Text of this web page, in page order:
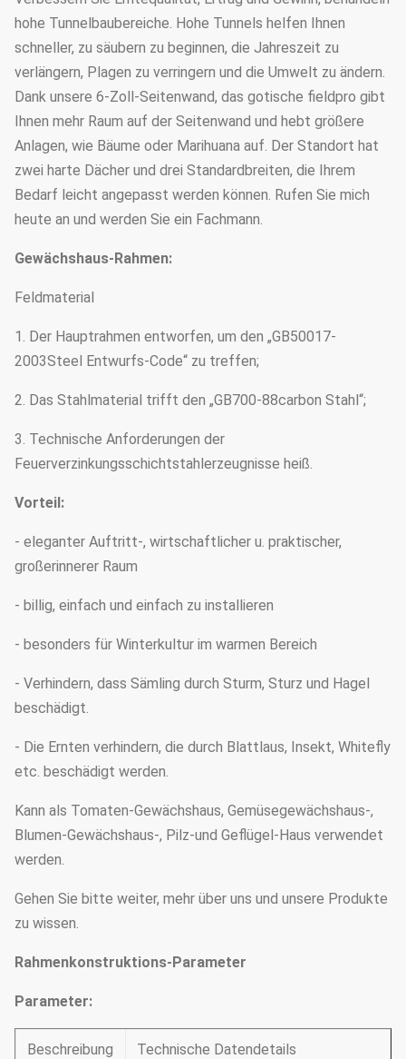
hohe Tunnelbaubereiche. Hohe Tunnels helfen Ihnen
schneller, zu säubern zu beginnen, die Jahreszeit zu
verlängern, Plagen zu verringern und die Umwelt zu ändern.
Dank unsere 6-Zoll-Seitenwand, das gotische fieldpro gibt
Ihnen mehr Raum auf der Seitenwand und hebt größere
Anlagen, wie Bäume oder Marihuana auf. Der Standort hat
zwei harte Dächer und drei Standardbreiten, die Ihrem
Bedarf leicht angepasst werden können. Rufen Sie mich
heute an und werden Sie ein Fachmann.
Gewächshaus-Rahmen:
Feldmaterial
1. Der Hauptrahmen entworfen, um den „GB50017-
2003Steel Entwurfs-Code“ zu treffen;
2. Das Stahlmaterial trifft den „GB700-88carbon Stahl“;
3. Technische Anforderungen der
Feuerverzinkungsschichtstahlerzeugnisse heiß.
Vorteil:
- eleganter Auftritt-, wirtschaftlicher u. praktischer,
großerinnerer Raum
- billig, einfach und einfach zu installieren
- besonders für Winterkultur im warmen Bereich
- Verhindern, dass Sämling durch Sturm, Sturz und Hagel
beschädigt.
- Die Ernten verhindern, die durch Blattlaus, Insekt, Whitefly
etc. beschädigt werden.
Kann als Tomaten-Gewächshaus, Gemüsegewächshaus-,
Blumen-Gewächshaus-, Pilz-und Geflügel-Haus verwendet
werden.
Gehen Sie bitte weiter, mehr über uns und unsere Produkte
zu wissen.
Rahmenkonstruktions-Parameter
Parameter:
Beschreibung Technische Datendetails